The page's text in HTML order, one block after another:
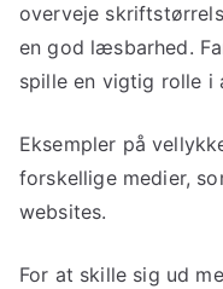
overveje
en god læsbarhed.
spille en vigtig rolle i
Eksempler på
forskellige medier,
websites.
For at skille sig ud